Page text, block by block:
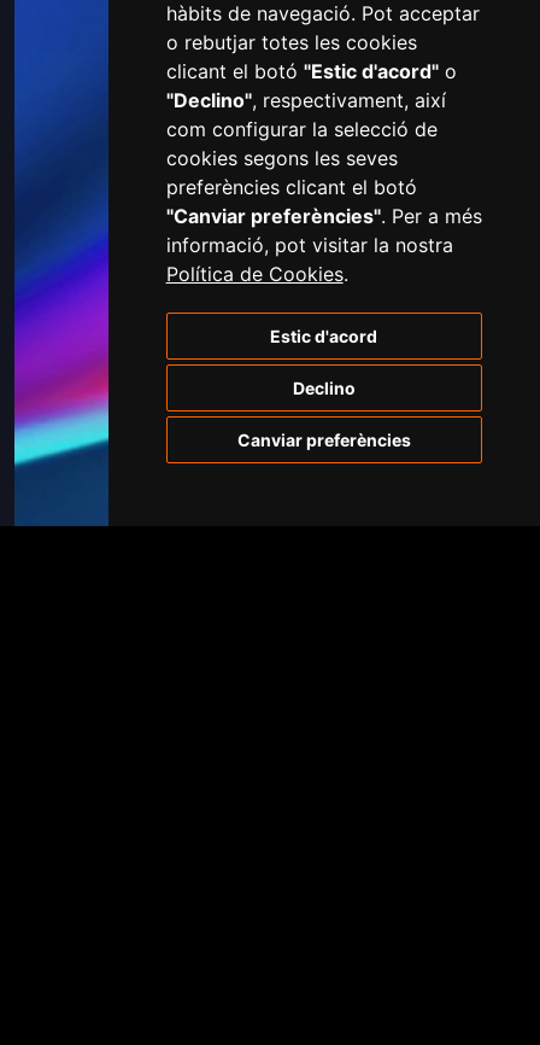
hàbits de navegació. Pot acceptar
o rebutjar totes les cookies
clicant el botó "Estic d'acord"o
"Declino", respectivament, així
com configurar la selecció de
cookies segons les seves
preferències clicant el botó
"Canviar preferències". Per a més
informació, pot visitar la nostra
Política de Cookies.
Estic d'acord
Declino
Canviar preferències